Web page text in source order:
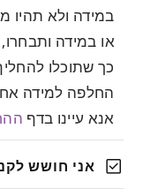
במידה ולא תהיו
או במידה
כך שתוכלו
החלפה למידה
אנא עיינו בדף
check_box אני חושש